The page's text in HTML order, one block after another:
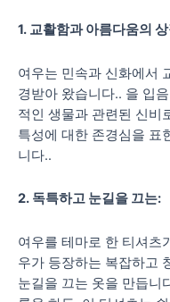
1. 교활함과 아름다움의
여우는 민속과 신화에서
경받아 왔습니다.. 을 입
적인 생물과 관련된 신비
특성에 대한 존경심을 표
니다..
2. 독특하고 눈길을 끄는:
여우를 테마로 한 티셔츠
우가 등장하는 복잡하고
눈길을 끄는 옷을 만듭니